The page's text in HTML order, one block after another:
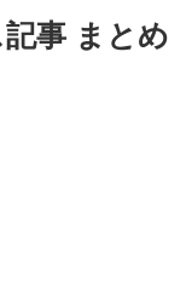
事 まとめ